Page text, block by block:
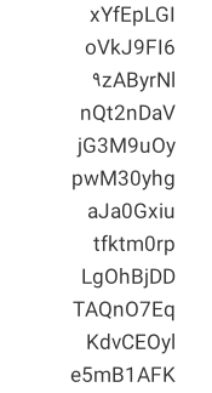
xYfEpLGI
oVkJ9FI6
۹zAByrNl
nQt2nDaV
jG3M9uOy
pwM30yhg
aJa0Gxiu
tfktm0rp
LgOhBjDD
TAQnO7Eq
KdvCEOyl
e5mB1AFK